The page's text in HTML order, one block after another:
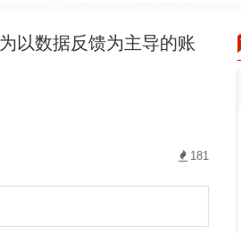
以数据反馈为主导的账
181